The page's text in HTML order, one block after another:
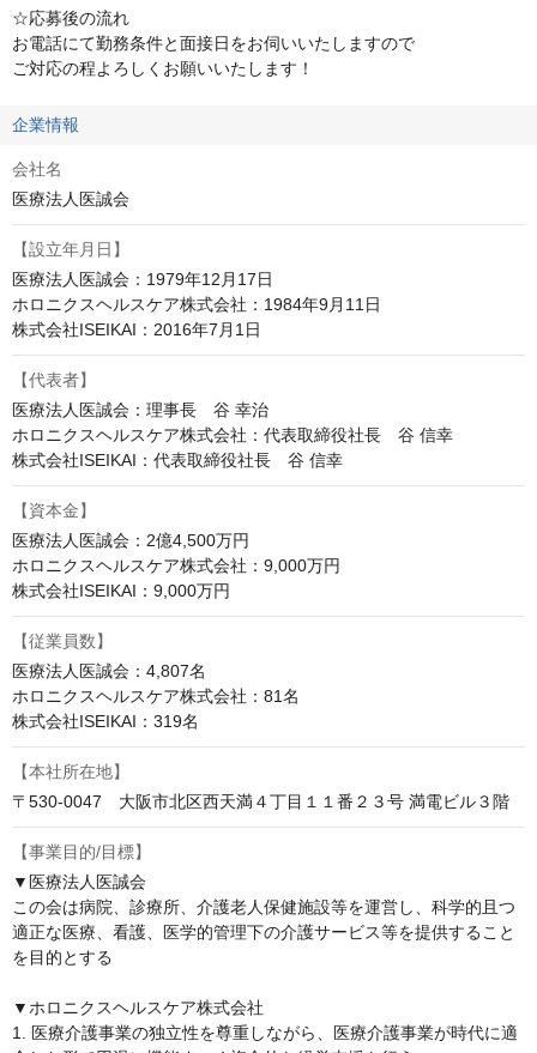
☆応募後の流れ
お電話にて勤務条件と面接日をお伺いいたしますので
ご対応の程よろしくお願いいたします！
企業情報
会社名
医療法人医誠会
【設立年月日】
医療法人医誠会：1979年12月17日
ホロニクスヘルスケア株式会社：1984年9月11日
株式会社ISEIKAI：2016年7月1日
【代表者】
医療法人医誠会：理事長　谷 幸治
ホロニクスヘルスケア株式会社：代表取締役社長　谷 信幸
株式会社ISEIKAI：代表取締役社長　谷 信幸
【資本金】
医療法人医誠会：2億4,500万円
ホロニクスヘルスケア株式会社：9,000万円
株式会社ISEIKAI：9,000万円
【従業員数】
医療法人医誠会：4,807名
ホロニクスヘルスケア株式会社：81名
株式会社ISEIKAI：319名
【本社所在地】
〒530-0047　大阪市北区西天満４丁目１１番２３号 満電ビル３階
【事業目的/目標】
▼医療法人医誠会
この会は病院、診療所、介護老人保健施設等を運営し、科学的且つ
適正な医療、看護、医学的管理下の介護サービス等を提供すること
を目的とする
▼ホロニクスヘルスケア株式会社
1. 医療介護事業の独立性を尊重しながら、医療介護事業が時代に適